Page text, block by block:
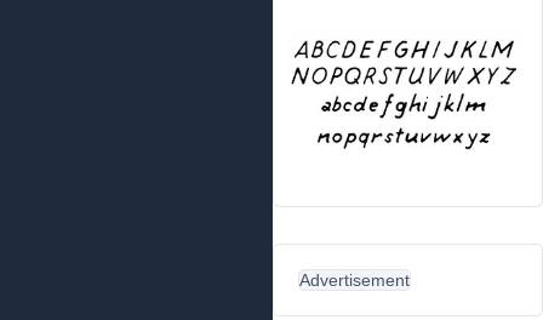
Advertisement